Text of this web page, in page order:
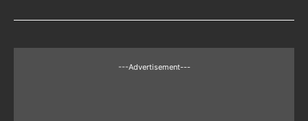
---Advertisement---